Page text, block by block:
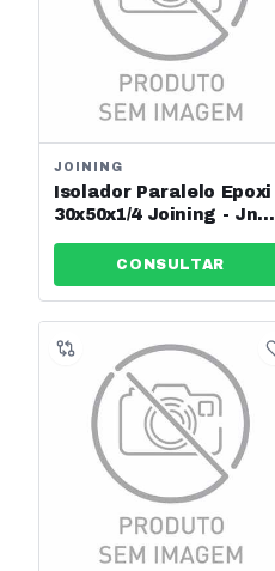
JOINING
Isolador Paralelo Epoxi
30x50x1/4 Joining - Jng -
CONSULTAR